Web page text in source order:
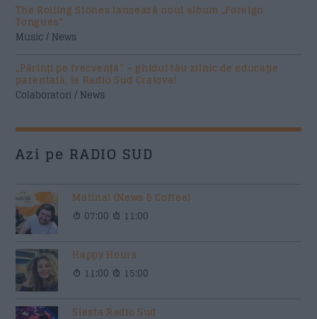
The Rolling Stones lansează noul album „Foreign
Tongues”
Music / News
„Părinți pe frecvență” – ghidul tău zilnic de educație
parentală, la Radio Sud Craiova!
Colaboratori / News
Azi pe RADIO SUD
Matinal (News & Coffee)
07:00 11:00
Happy Hours
11:00 15:00
Siesta Radio Sud